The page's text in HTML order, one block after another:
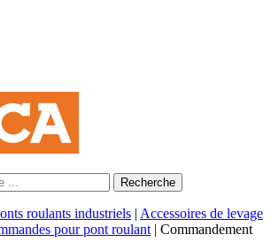
roulants industriels | Accessoires de levage
pour pont roulant | Commandement